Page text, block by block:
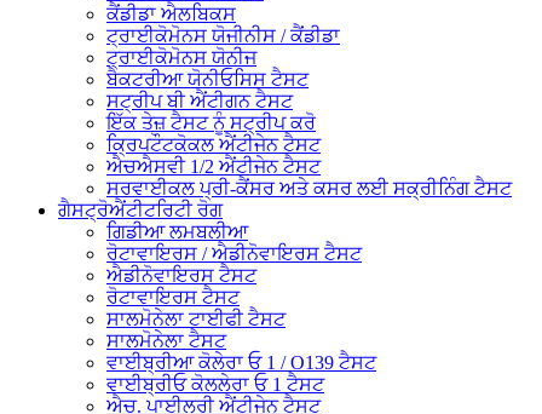
ਕੈਂਡੀਡਾ ਐਲਬਿਕਸ
ਟ੍ਰਾਈਕੋਮੋਨਸ ਯੋਜੀਨੀਸ / ਕੈਂਡੀਡਾ
ਟ੍ਰਾਈਕੋਮੋਨਸ ਯੋਨੀਜ
ਬੈਕਟਰੀਆ ਯੋਨੀਓਸਿਸ ਟੈਸਟ
ਸਟ੍ਰੀਪ ਬੀ ਐਂਟੀਗਨ ਟੈਸਟ
ਇੱਕ ਤੇਜ਼ ਟੈਸਟ ਨੂੰ ਸਟ੍ਰੀਪ ਕਰੋ
ਕ੍ਰਿਪਟੌਟਕੋਕਲ ਐਂਟੀਜੇਨ ਟੈਸਟ
ਐਚਐਸਵੀ 1/2 ਐਂਟੀਜੇਨ ਟੈਸਟ
ਸਰਵਾਈਕਲ ਪ੍ਰੀ-ਕੈਂਸਰ ਅਤੇ ਕਸਰ ਲਈ ਸਕ੍ਰੀਨਿੰਗ ਟੈਸਟ
ਗੈਸਟ੍ਰੋਐਂਟੀਟਰਿਟੀ ਰੋਗ
ਗਿਡੀਆ ਲਮਬਲੀਆ
ਰੋਟਾਵਾਇਰਸ / ਐਡੀਨੋਵਾਇਰਸ ਟੈਸਟ
ਐਡੀਨੋਵਾਇਰਸ ਟੈਸਟ
ਰੋਟਾਵਾਇਰਸ ਟੈਸਟ
ਸਾਲਮੋਨੇਲਾ ਟਾਈਫੀ ਟੈਸਟ
ਸਾਲਮੋਨੇਲਾ ਟੈਸਟ
ਵਾਈਬ੍ਰੀਆ ਕੋਲੇਰਾ ਓ 1 / O139 ਟੈਸਟ
ਵਾਈਬ੍ਰੀਓ ਕੋਲਲੇਰਾ ਓ 1 ਟੈਸਟ
ਐਚ. ਪਾਈਲਰੀ ਐਂਟੀਜੇਨ ਟੈਸਟ